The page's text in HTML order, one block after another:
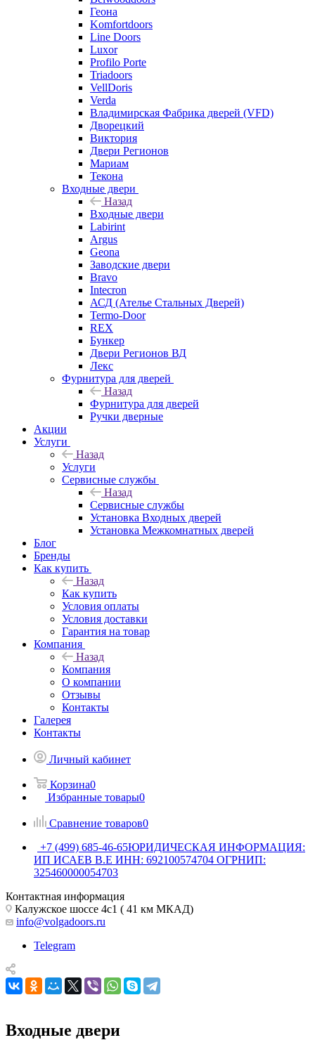
Геона
Komfortdoors
Line Doors
Luxor
Profilo Porte
Triadoors
VellDoris
Verda
Владимирская Фабрика дверей (VFD)
Дворецкий
Виктория
Двери Регионов
Мариам
Текона
Входные двери
Назад
Входные двери
Labirint
Argus
Geona
Заводские двери
Bravo
Intecron
АСД (Ателье Стальных Дверей)
Termo-Door
REX
Бункер
Двери Регионов ВД
Лекс
Фурнитура для дверей
Назад
Фурнитура для дверей
Ручки дверные
Акции
Услуги
Назад
Услуги
Сервисные службы
Назад
Сервисные службы
Установка Входных дверей
Установка Межкомнатных дверей
Блог
Бренды
Как купить
Назад
Как купить
Условия оплаты
Условия доставки
Гарантия на товар
Компания
Назад
Компания
О компании
Отзывы
Контакты
Галерея
Контакты
Личный кабинет
Корзина0
Избранные товары0
Сравнение товаров0
+7 (499) 685-46-65ЮРИДИЧЕСКАЯ ИНФОРМАЦИЯ:
ИП ИСАЕВ В.Е ИНН: 692100574704 ОГРНИП:
325460000054703
Контактная информация
Калужское шоссе 4с1 ( 41 км МКАД)
info@volgadoors.ru
Telegram
Входные двери